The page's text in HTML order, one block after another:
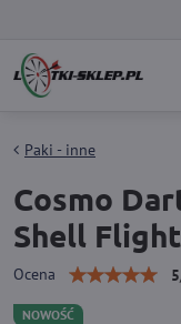
NOWOŚĆ
Paki - inne
Cosmo
Shell
Ocena 5